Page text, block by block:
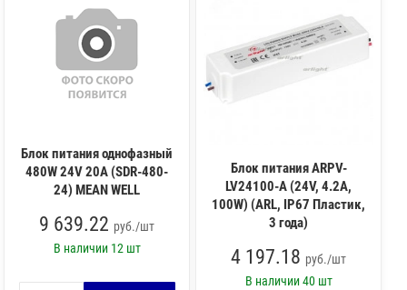
Блок питания однофазный
480W 24V 20A (SDR-480-
24) MEAN WELL
9 639.22 руб./шт
В наличии 12 шт
Блок питания ARPV-
LV24100-A (24V, 4.2A,
100W) (ARL, IP67 Пластик,
3 года)
4 197.18 руб./шт
В наличии40 шт